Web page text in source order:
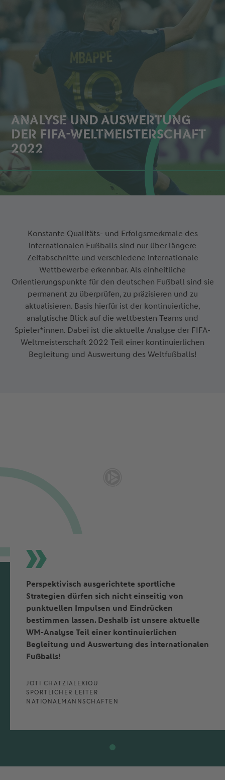
ANALYSE UND AUSWERTUNG
DER FIFA-WELTMEISTERSCHAFT
2022
Konstante Qualitäts- und Erfolgsmerkmale des
internationalen Fußballs sind nur über längere
Zeitabschnitte und verschiedene internationale
Wettbewerbe erkennbar. Als einheitliche
Orientierungspunkte für den deutschen Fußball sind sie
permanent zu überprüfen, zu präzisieren und zu
aktualisieren. Basis hierfür ist der kontinuierliche,
analytische Blick auf die weltbesten Teams und
Spieler*innen. Dabei ist die aktuelle Analyse der FIFA-
Weltmeisterschaft 2022 Teil einer kontinuierlichen
Begleitung und Auswertung des Weltfußballs!
Perspektivisch ausgerichtete sportliche
Strategien dürfen sich nicht einseitig von
punktuellen Impulsen und Eindrücken
bestimmen lassen. Deshalb ist unsere aktuelle
WM-Analyse Teil einer kontinuierlichen
Begleitung und Auswertung des internationalen
Fußballs!
JOTI CHATZIALEXIOU
SPORTLICHER LEITER
NATIONALMANNSCHAFTEN